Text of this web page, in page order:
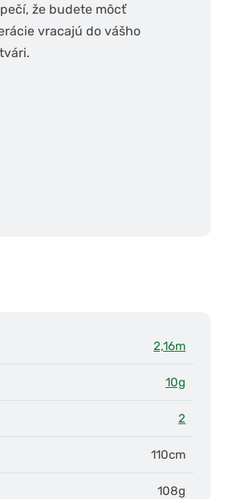
že budete môcť
vracajú do vášho
2,16m
10g
2
110cm
108g